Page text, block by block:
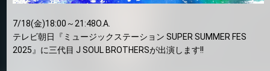
7/18(金)18:00～21:48O.A.
テレビ朝日『ミュージックステーション SUPER SUMMER FES
2025』に三代目 J SOUL BROTHERSが出演します!!